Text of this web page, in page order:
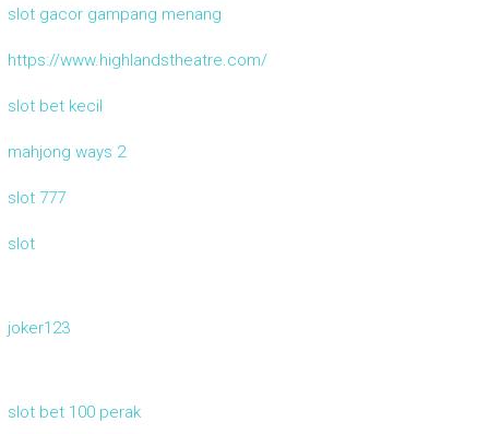
slot gacor gampang menang
https://www.highlandstheatre.com/
slot bet kecil
mahjong ways 2
slot 777
slot
joker123
slot bet 100 perak